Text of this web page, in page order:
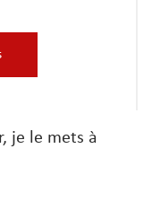
je le mets à